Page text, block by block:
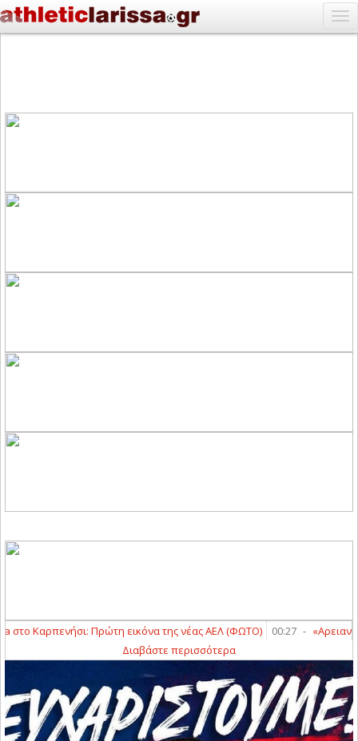
Καρπενήσι: Πρώτη εικόνα της νέας ΑΕΛ (ΦΩΤΟ) 00:27 - «Αρειανός»
Διαβάστε περισσότερα